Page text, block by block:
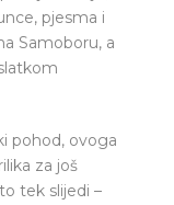
pjesma i
Samoboru, a
pohod, ovoga
za još
tek slijedi –